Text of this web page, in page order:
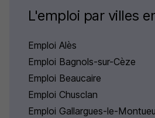
L'emploi par villes
Emploi Alès
Emploi Bagnols-sur-Cèze
Emploi Beaucaire
Emploi Chusclan
Emploi Gallargues-le-